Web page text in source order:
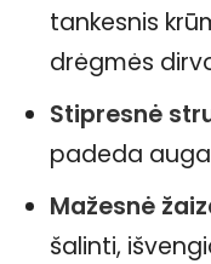
tankesnis
drėgmės
Stipresnė
padeda
Mažesnė
šalinti,